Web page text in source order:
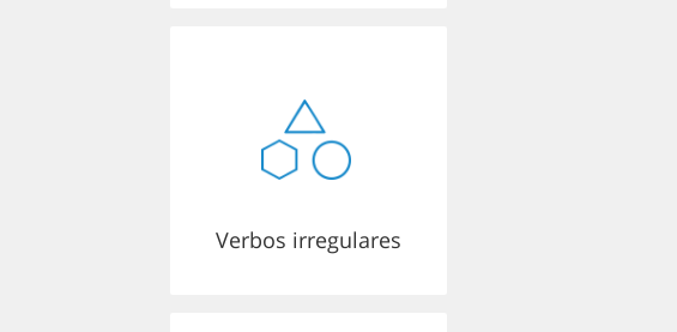
Verbos irregulares